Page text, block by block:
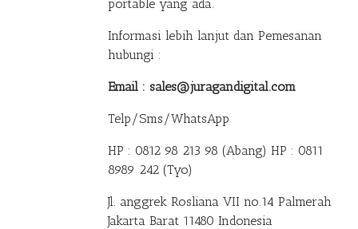
portable yang ada.
Informasi lebih lanjut dan Pemesanan
hubungi :
Email : sales@juragandigital.com
Telp/Sms/WhatsApp
HP : 0812 98 213 98 (Abang) HP : 0811
8989 242 (Tyo)
Jl. anggrek Rosliana VII no.14 Palmerah
Jakarta Barat 11480 Indonesia